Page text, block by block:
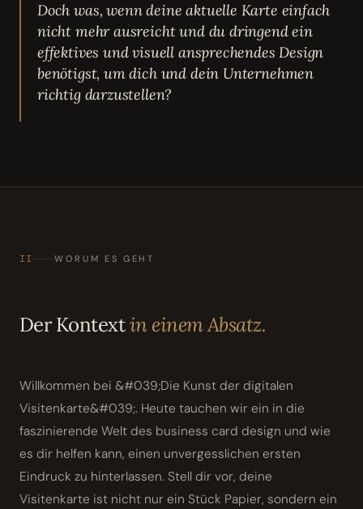
Doch was, wenn deine aktuelle Karte einfach
nicht mehr ausreicht und du dringend ein
effektives und visuell ansprechendes Design
benötigst, um dich und dein Unternehmen
richtig darzustellen?
II WORUM ES GEHT
Der Kontextin einem Absatz.
Willkommen bei &#039;Die Kunst der digitalen
Visitenkarte&#039;. Heute tauchen wir ein in die
faszinierende Welt des business card design und wie
es dir helfen kann, einen unvergesslichen ersten
Eindruck zu hinterlassen. Stell dir vor, deine
Visitenkarte ist nicht nur ein Stück Papier, sondern ein